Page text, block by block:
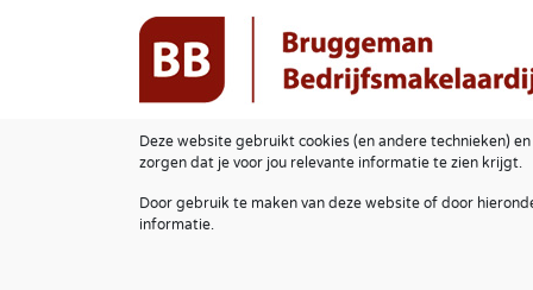
Deze website gebruikt cookies (en andere technieken)
zorgen dat je voor jou relevante informatie te zien krijgt.
Door gebruik te maken van deze website of door
informatie.